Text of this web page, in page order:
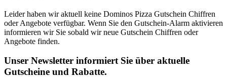
Leider haben wir aktuell keine Dominos Pizza Gutschein Chiffren
oder Angebote verfügbar. Wenn Sie den Gutschein-Alarm aktivieren
informieren wir Sie sobald wir neue Gutschein Chiffren oder
Angebote finden.
Unser Newsletter informiert Sie über aktuelle
Gutscheine und Rabatte.